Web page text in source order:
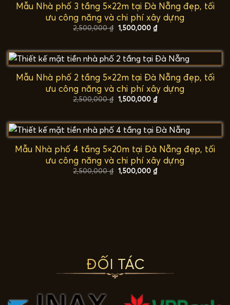
Mẫu Nhà phố 3 tầng 5×22m tại Đà Nẵng đẹp, tối
ưu công năng và chi phí xây dựng
2,500,000₫ Giá
gốc
1,500,000 ₫Giá
hiện
1,500,000 ₫.
Mẫu Nhà phố 2 tầng 5×22m tại Đà Nẵng đẹp, tối
ưu công năng và chi phí xây dựng
2,500,000₫ Giá
gốc
1,500,000 ₫Giá
hiện
1,500,000 ₫.
Mẫu Nhà phố 4 tầng 5×20m tại Đà Nẵng đẹp, tối
ưu công năng và chi phí xây dựng
2,500,000₫ Giá
gốc
1,500,000 ₫Giá
hiện
ĐỐI TÁC